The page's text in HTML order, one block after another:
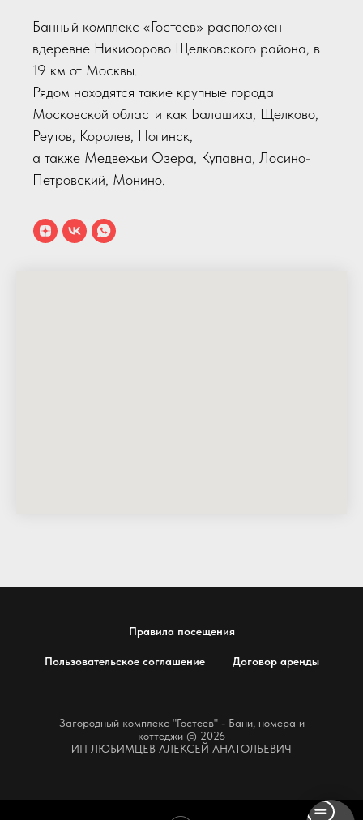
Банный комплекс «Гостеев» расположен
вдеревне Никифорово Щелковского района, в
19 км от Москвы.
Рядом находятся такие крупные города
Московской области как Балашиха, Щелково,
Реутов, Королев, Ногинск,
а также Медвежьи Озера, Купавна, Лосино-
Петровский, Монино.
Правила посещения
Пользовательское соглашение Договор аренды
Загородный комплекс "Гостеев" - Бани, номера и
коттеджи © 2026
ИП ЛЮБИМЦЕВ АЛЕКСЕЙ АНАТОЛЬЕВИЧ